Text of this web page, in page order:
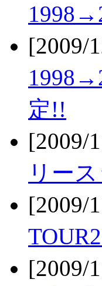
[2009/
定!!
[2009/
リー
[2009/
[2009/